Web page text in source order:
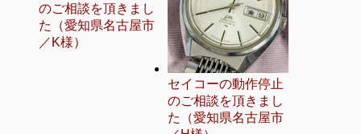
のご相談を頂きまし
た（愛知県名古屋市
／K様）
セイコーの動作停止
のご相談を頂きまし
た（愛知県名古屋市